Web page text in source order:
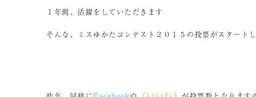
１年間、活躍をしていただきます
そんな、ミスゆかたコンテスト２０１５の投票がスタート